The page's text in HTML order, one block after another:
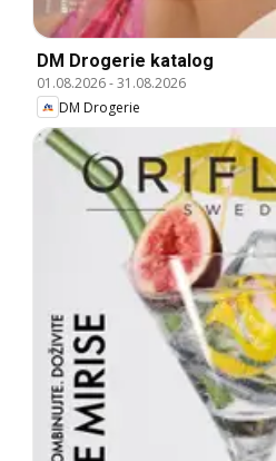
DM Drogerie katalog
01.08.2026-31.08.2026
DM Drogerie